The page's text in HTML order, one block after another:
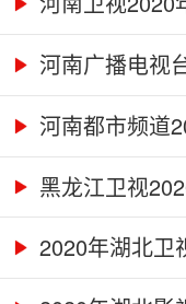
河南广播电视
河南都市频道
黑龙江卫视
2020年湖北卫